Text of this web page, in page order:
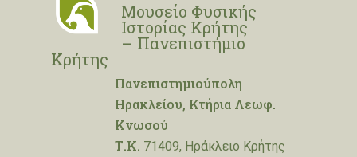
Μουσείο Φυσικής
Ιστορίας Κρήτης
– Πανεπιστήμιο
Κρήτης
Πανεπιστημιούπολη
Ηρακλείου, Κτήρια Λεωφ.
Κνωσού
Τ.Κ. 71409, Ηράκλειο Κρήτης